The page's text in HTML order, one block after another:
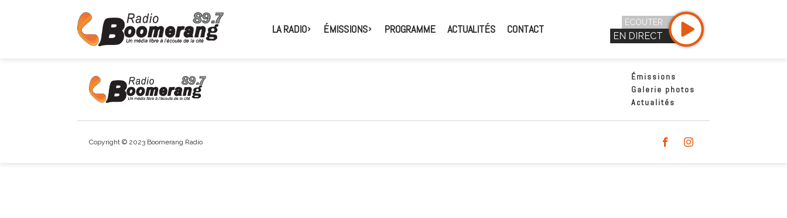
LA RADIO ÉMISSIONS PROGRAMME ACTUALITÉS CONTACT
ÉCOUTER
EN DIRECT
Émissions
Galerie photos
Actualités
Copyright © 2023 Boomerang Radio